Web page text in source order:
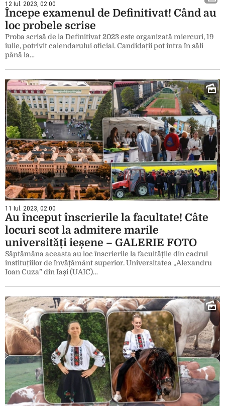
12 Iul. 2023, 02:00
Începe examenul de Definitivat! Când au
loc probele scrise
Proba scrisă de la Definitivat 2023 este organizată miercuri, 19
iulie, potrivit calendarului oficial. Candidații pot intra în săli
până la…
11 Iul. 2023, 02:00
Au început înscrierile la facultate! Câte
locuri scot la admitere marile
universități ieșene – GALERIE FOTO
Săptămâna aceasta au loc înscrierile la facultățile din cadrul
instituțiilor de învățământ superior. Universitatea „Alexandru
Ioan Cuza” din Iași (UAIC)…